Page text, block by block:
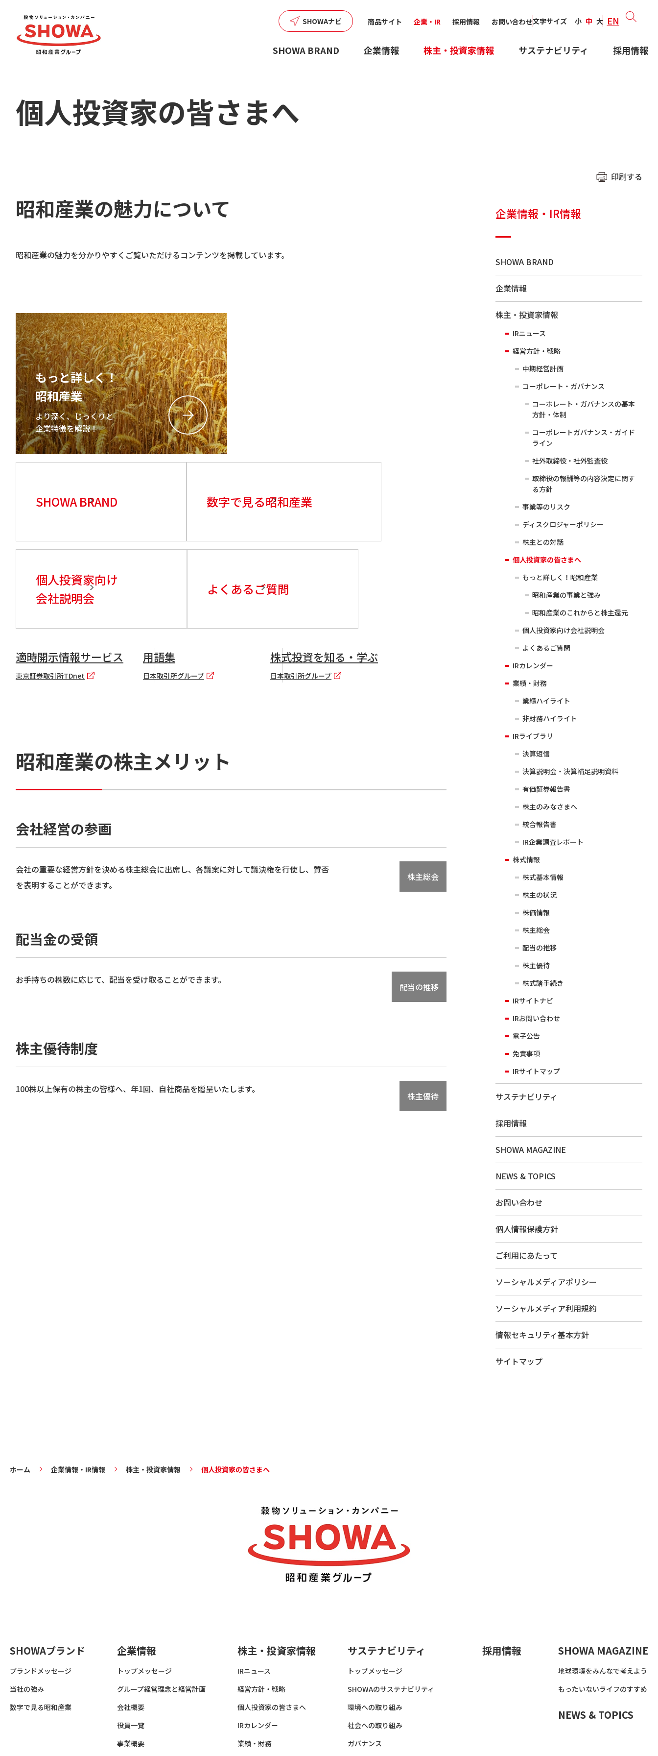
SHOWAナビ 商品サイト 企業・IR 採用情報 お問い合わせ文字サイズ 小 中 大 EN
SHOWA BRAND 企業情報 株主・投資家情報 サステナビリティ 採用情報
個人投資家の皆さまへ
印刷する
昭和産業の魅力について
昭和産業の魅力を分かりやすくご覧いただけるコンテンツを掲載しています。
もっと詳しく！
昭和産業
より深く、じっくりと
企業特徴を解説！
SHOWA BRAND 数字で見る昭和産業
個人投資家向け
会社説明会
よくあるご質問
適時開示情報サービス
東京証券取引所TDnet
用語集
日本取引所グループ
株式投資を知る・学ぶ
日本取引所グループ
昭和産業の株主メリット
会社経営の参画
会社の重要な経営方針を決める株主総会に出席し、各議案に対して議決権を行使し、賛否
を表明することができます。
株主総会
配当金の受領
お手持ちの株数に応じて、配当を受け取ることができます。
配当の推移
株主優待制度
100株以上保有の株主の皆様へ、年1回、自社商品を贈呈いたします。
株主優待
企業情報・IR情報
SHOWA BRAND
企業情報
株主・投資家情報
IRニュース
経営方針・戦略
中期経営計画
コーポレート・ガバナンス
コーポレート・ガバナンスの基本
方針・体制
コーポレートガバナンス・ガイド
ライン
社外取締役・社外監査役
取締役の報酬等の内容決定に関す
る方針
事業等のリスク
ディスクロジャーポリシー
株主との対話
個人投資家の皆さまへ
もっと詳しく！昭和産業
昭和産業の事業と強み
昭和産業のこれからと株主還元
個人投資家向け会社説明会
よくあるご質問
IRカレンダー
業績・財務
業績ハイライト
非財務ハイライト
IRライブラリ
決算短信
決算説明会・決算補足説明資料
有価証券報告書
株主のみなさまへ
統合報告書
IR企業調査レポート
株式情報
株式基本情報
株主の状況
株価情報
株主総会
配当の推移
株主優待
株式諸手続き
IRサイトナビ
IRお問い合わせ
電子公告
免責事項
IRサイトマップ
サステナビリティ
採用情報
SHOWA MAGAZINE
NEWS & TOPICS
お問い合わせ
個人情報保護方針
ご利用にあたって
ソーシャルメディアポリシー
ソーシャルメディア利用規約
情報セキュリティ基本方針
サイトマップ
ホーム 企業情報・IR情報 株主・投資家情報 個人投資家の皆さまへ
SHOWAブランド
ブランドメッセージ
当社の強み
数字で見る昭和産業
企業情報
トップメッセージ
グループ経営理念と経営計画
会社概要
役員一覧
事業概要
株主・投資家情報
IRニュース
経営方針・戦略
個人投資家の皆さまへ
IRカレンダー
業績・財務
サステナビリティ
トップメッセージ
SHOWAのサステナビリティ
環境への取り組み
社会への取り組み
ガバナンス
採用情報 SHOWA MAGAZINE
地球環境をみんなで考えよう
もったいないライフのすすめ
NEWS & TOPICS